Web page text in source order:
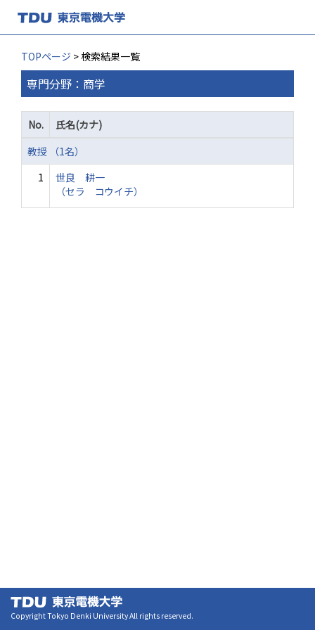
TOPページ > 検索結果一覧
専門分野：商学
No.
氏名(カナ)
教授 （1名）
1
世良 耕一
（セラ コウイチ）
Copyright Tokyo Denki University All rights reserved.